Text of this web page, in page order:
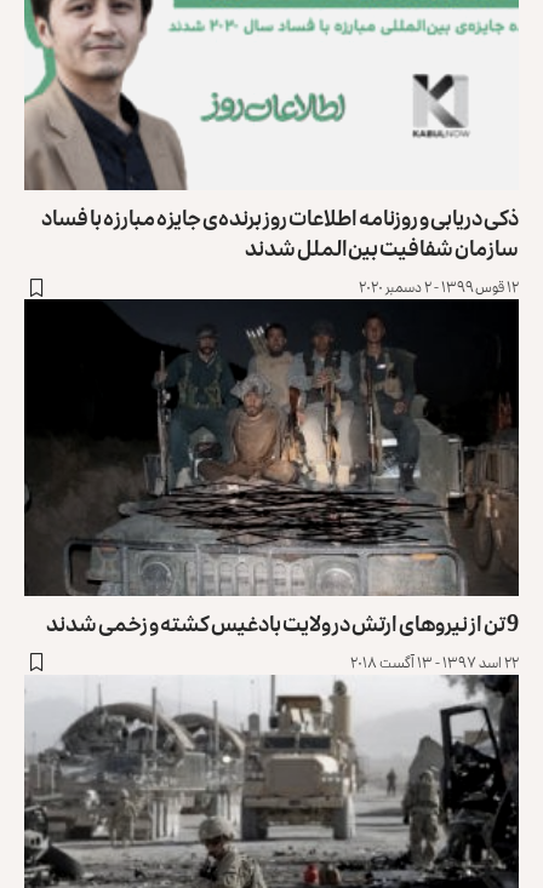
ذکی دریابی و روزنامه اطلاعات روز برنده‌ی جایزه مبارزه با فساد
سازمان شفافیت بین‌الملل شدند
۱۲ قوس ۱۳۹۹ - ۲ دسمبر ۲۰۲۰
9 تن از نیروهای ارتش در ولایت بادغیس کشته و زخمی شدند
۲۲ اسد ۱۳۹۷ - ۱۳ آگست ۲۰۱۸